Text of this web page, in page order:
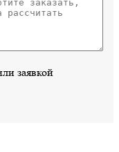
заявкой